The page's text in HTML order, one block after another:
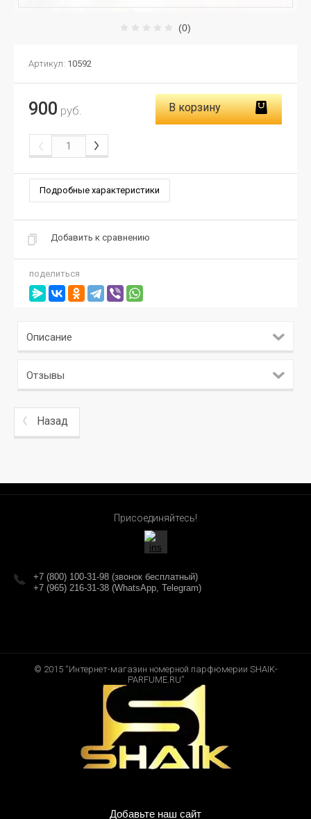
(0)
Артикул: 10592
900 руб. В корзину
Подробные характеристики
Добавить к сравнению
поделиться
Описание
Отзывы
Назад
Присоединяйтесь!
+7 (800) 100-31-98 (звонок бесплатный)
+7 (965) 216-31-38 (WhatsApp, Telegram)
© 2015 “Интернет-магазин номерной парфюмерии SHAIK-
PARFUME.RU”
Добавьте наш сайт